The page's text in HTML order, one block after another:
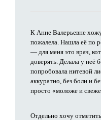
К Анне Валерьевне
пожалела. Нашла её по
— для меня это врач,
доверять. Делала у неё
попробовала нитевой
аккуратно, без боли и
просто «моложе и
Отдельно хочу